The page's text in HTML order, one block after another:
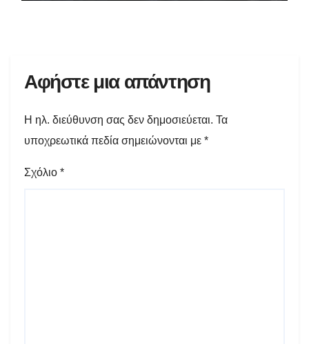
Αφήστε μια απάντηση
Η ηλ. διεύθυνση σας δεν δημοσιεύεται. Τα
υποχρεωτικά πεδία σημειώνονται με *
Σχόλιο *